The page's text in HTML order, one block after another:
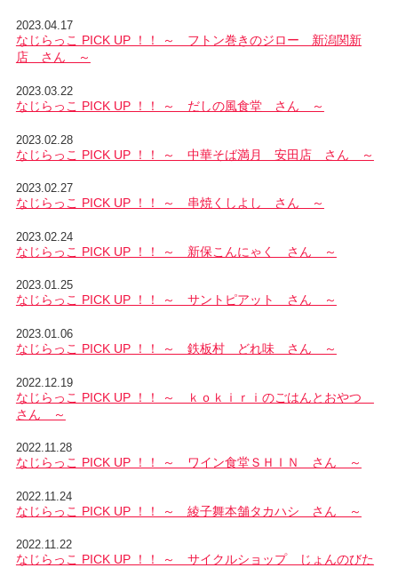
2023.04.17
なじらっこ PICK UP ！！ ～ フトン巻きのジロー 新潟関新
店 さん ～
2023.03.22
なじらっこ PICK UP ！！ ～ だしの風食堂 さん ～
2023.02.28
なじらっこ PICK UP ！！ ～ 中華そば満月 安田店 さん ～
2023.02.27
なじらっこ PICK UP ！！ ～ 串焼くしよし さん ～
2023.02.24
なじらっこ PICK UP ！！ ～ 新保こんにゃく さん ～
2023.01.25
なじらっこ PICK UP ！！ ～ サントピアット さん ～
2023.01.06
なじらっこ PICK UP ！！ ～ 鉄板村 どれ味 さん ～
2022.12.19
なじらっこ PICK UP ！！ ～ ｋｏｋｉｒｉのごはんとおやつ
さん ～
2022.11.28
なじらっこ PICK UP ！！ ～ ワイン食堂ＳＨＩＮ さん ～
2022.11.24
なじらっこ PICK UP ！！ ～ 綾子舞本舗タカハシ さん ～
2022.11.22
なじらっこ PICK UP ！！ ～ サイクルショップ じょんのびた